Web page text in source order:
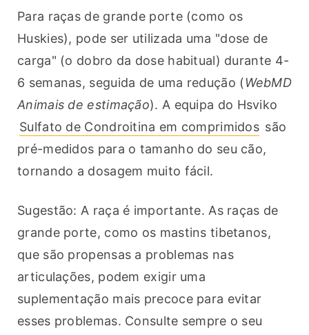
Para raças de grande porte (como os
Huskies), pode ser utilizada uma "dose de
carga" (o dobro da dose habitual) durante 4-
6 semanas, seguida de uma redução (WebMD
Animais de estimação
Sulfato de Condroitina em comprimidos são
pré-medidos para o tamanho do seu cão,
tornando a dosagem muito fácil.
Sugestão: A raça é importante. As raças de
grande porte, como os mastins tibetanos,
que são propensas a problemas nas
articulações, podem exigir uma
suplementação mais precoce para evitar
esses problemas. Consulte sempre o seu